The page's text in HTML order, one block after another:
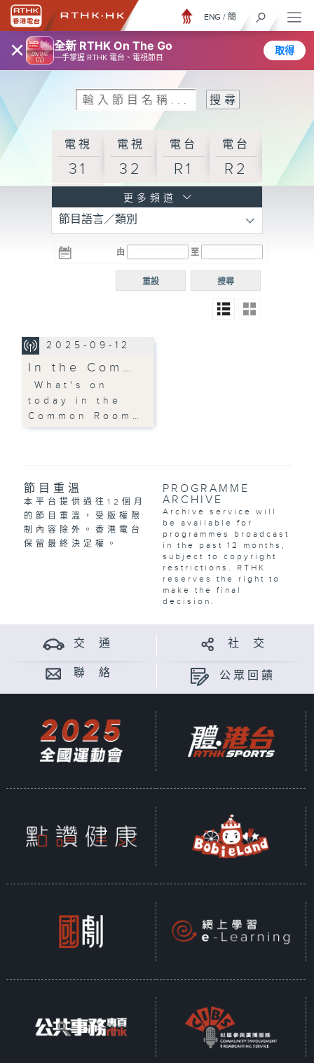
× 全新 RTHK On The Go
一手掌握 RTHK 電台、電視節目
取得
ENG / 簡
電視
31
電視
32
電台
R1
電台
R2
R3
電台 電台
R5
電台
普通
更多頻道
節目語言／類別
由 至
搜尋
重設
2025-09-12
In the Com…
What's on
today in the
Common Room…
節目重溫
本平台提供過往12個月
的節目重溫，受版權限
制內容除外。香港電台
保留最終決定權。
PROGRAMME
ARCHIVE
Archive service will
be available for
programmes broadcast
in the past 12 months,
subject to copyright
restrictions. RTHK
reserves the right to
make the final
decision.
交 通 社 交
聯 絡 公眾回饋